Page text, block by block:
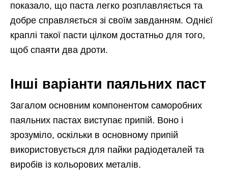
показало, що паста легко розплавляється та
добре справляється зі своїм завданням. Однієї
краплі такої пасти цілком достатньо для того,
щоб спаяти два дроти.
Інші варіанти паяльних паст
Загалом основним компонентом саморобних
паяльних пастах виступає припій. Воно і
зрозуміло, оскільки в основному припій
використовується для пайки радіодеталей та
виробів із кольорових металів.